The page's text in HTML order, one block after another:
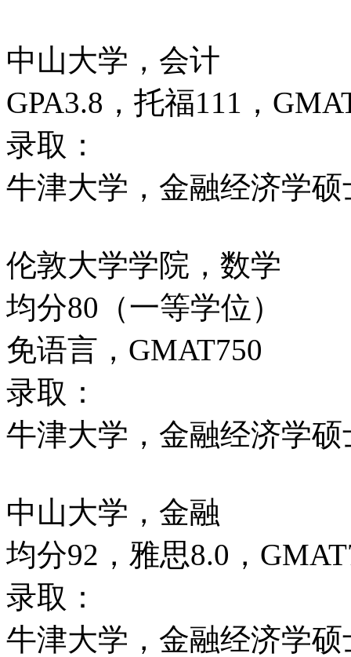
中山大学，会计
GPA3.8，托福111，
录取：
牛津大学，金融经济学硕
伦敦大学学院，数学
均分80（一等学位）
免语言，GMAT750
录取：
牛津大学，金融经济学硕
中山大学，金融
均分92，雅思8.0，
录取：
牛津大学，金融经济学硕